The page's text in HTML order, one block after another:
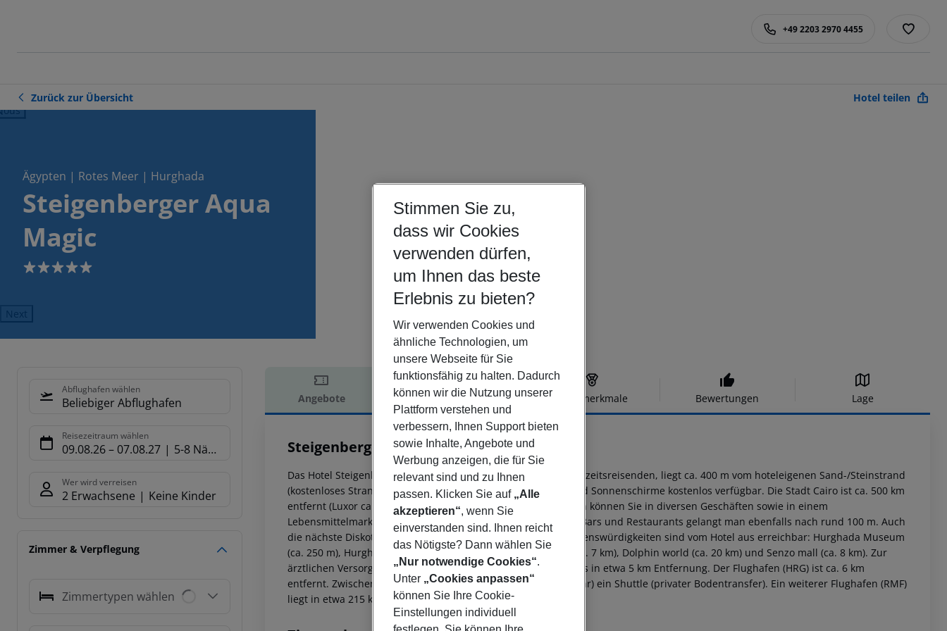
+49 2203 2970 4455
Zurück zur Übersicht Hotel teilen
Ägypten | Rotes Meer | Hurghada
Steigenberger Aqua
Magic
5
Next
Abflughafen wählen
Beliebiger Abflughafen
Reisezeitraum wählen
09.08.26– 07.08.27 5-8 Nächte
Wer wird verreisen
2 Erwachsene Keine Kinder
Zimmer & Verpflegung
Zimmertypen wählen
Angebote Hotelbeschreibung Hotelmerkmale Bewertungen Lage
Hotelbeschreibung
Steigenberger Aqua Magic
5
Das Hotel Steigenberger Aqua Magic , beliebt speziell bei Hochzeitsreisenden, liegt ca. 400 m vom hoteleigenen Sand-/Steinstrand
(kostenloses Strand-Shuttle). Am Strand sind Sonnenliegen und Sonnenschirme kostenlos verfügbar. Die Stadt Cairo ist ca. 500 km
entfernt (Luxor ca. 290 km, Hurghada City ca. 14 km). Einkaufen können Sie in diversen Geschäften sowie in einem
Lebensmittelmarkt in ca. 100 m Entfernung. Zu den nächsten Bars und Restaurants gelangt man ebenfalls nach rund 100 m. Auch
die nächste Diskothek liegt rund 100 m entfernt. Folgende Sehenswürdigkeiten sind vom Hotel aus erreichbar: Hurghada Museum
(ca. 250 m), Hurghada Grand Aquarium (ca. 3 km), Sand city (ca. 7 km), Dolphin world (ca. 20 km) und Senzo mall (ca. 8 km). Zur
ärztlichen Versorgung im Notfall befindet sich ein Krankenhaus in etwa 5 km Entfernung. Der Flughafen (HRG) ist ca. 6 km
entfernt. Zwischen Hotel und Flughafen verkehrt (gegen Gebühr) ein Shuttle (privater Bodentransfer). Ein weiterer Flughafen (RMF)
liegt in etwa 215 km Entfernung.
Stimmen Sie zu,
dass wir Cookies
verwenden dürfen,
um Ihnen das beste
Erlebnis zu bieten?
Wir verwenden Cookies und
ähnliche Technologien, um
unsere Webseite für Sie
funktionsfähig zu halten. Dadurch
können wir die Nutzung unserer
Plattform verstehen und
verbessern, Ihnen Support bieten
sowie Inhalte, Angebote und
Werbung anzeigen, die für Sie
relevant sind und zu Ihnen
passen. Klicken Sie auf „Alle
akzeptieren“, wenn Sie
einverstanden sind. Ihnen reicht
das Nötigste? Dann wählen Sie
„Nur notwendige Cookies“.
Unter „Cookies anpassen“
können Sie Ihre Cookie-
Einstellungen individuell